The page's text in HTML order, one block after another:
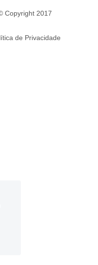
Copyright 2017
de Privacidade